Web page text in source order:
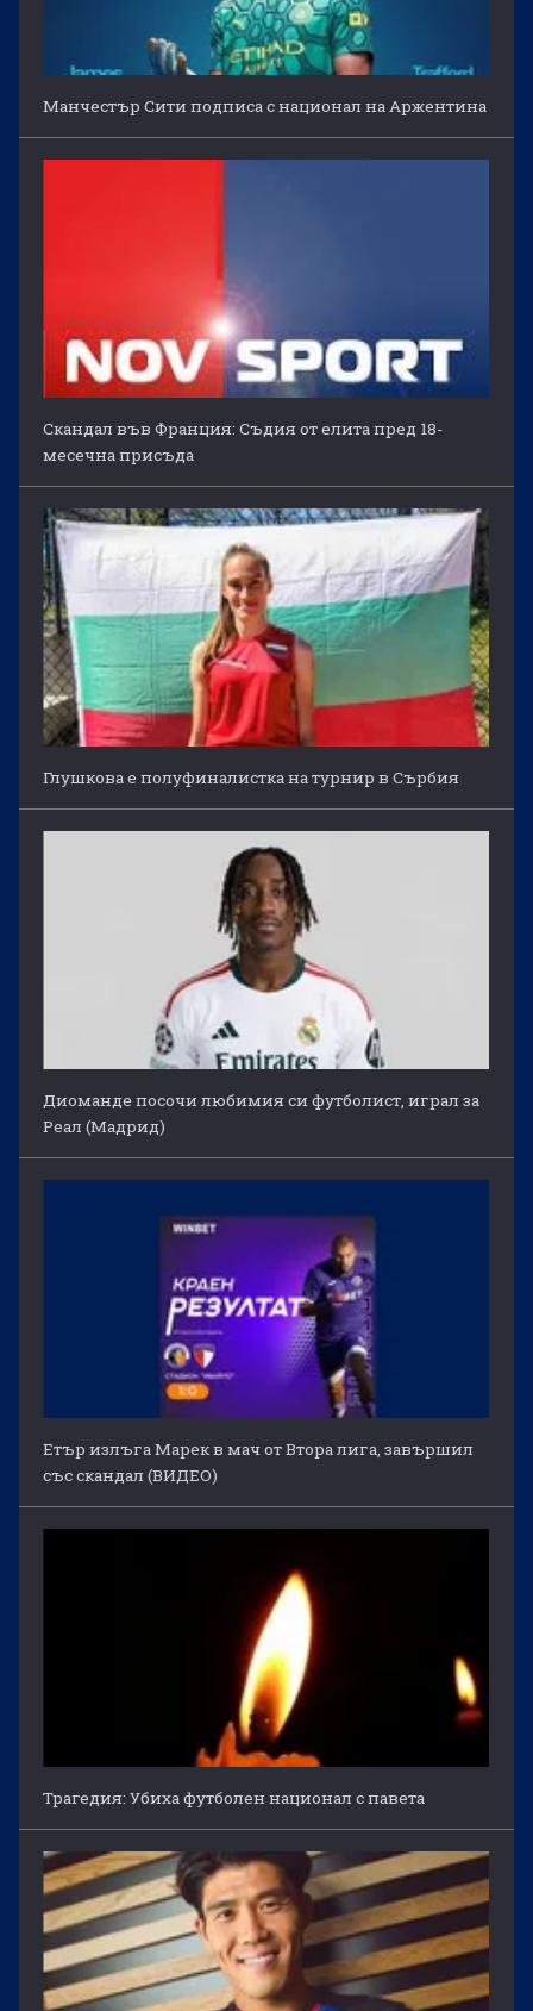
Манчестър Сити подписа с национал на Аржентина
Скандал във Франция: Съдия от елита пред 18-
месечна присъда
Глушкова е полуфиналистка на турнир в Сърбия
Диоманде посочи любимия си футболист, играл за
Реал (Мадрид)
Етър излъга Марек в мач от Втора лига, завършил
със скандал (ВИДЕО)
Трагедия: Убиха футболен национал с павета